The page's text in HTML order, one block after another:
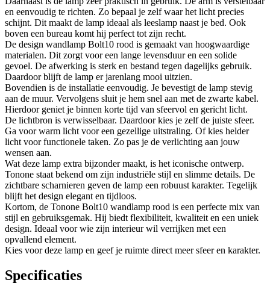
en eenvoudig te richten. Zo bepaal je zelf waar het licht precies
schijnt. Dit maakt de lamp ideaal als leeslamp naast je bed. Ook
boven een bureau komt hij perfect tot zijn recht.
De design wandlamp Bolt10 rood is gemaakt van hoogwaardige
materialen. Dit zorgt voor een lange levensduur en een solide
gevoel. De afwerking is sterk en bestand tegen dagelijks gebruik.
Daardoor blijft de lamp er jarenlang mooi uitzien.
Bovendien is de installatie eenvoudig. Je bevestigt de lamp stevig
aan de muur. Vervolgens sluit je hem snel aan met de zwarte kabel.
Hierdoor geniet je binnen korte tijd van sfeervol en gericht licht.
De lichtbron is verwisselbaar. Daardoor kies je zelf de juiste sfeer.
Ga voor warm licht voor een gezellige uitstraling. Of kies helder
licht voor functionele taken. Zo pas je de verlichting aan jouw
wensen aan.
Wat deze lamp extra bijzonder maakt, is het iconische ontwerp.
Tonone staat bekend om zijn industriële stijl en slimme details. De
zichtbare scharnieren geven de lamp een robuust karakter. Tegelijk
blijft het design elegant en tijdloos.
Kortom, de Tonone Bolt10 wandlamp rood is een perfecte mix van
stijl en gebruiksgemak. Hij biedt flexibiliteit, kwaliteit en een uniek
design. Ideaal voor wie zijn interieur wil verrijken met een
opvallend element.
Kies voor deze lamp en geef je ruimte direct meer sfeer en karakter.
Specificaties